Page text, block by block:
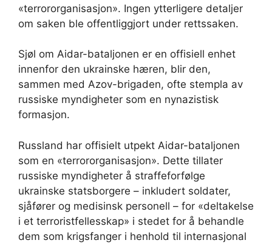
«terrororganisasjon». Ingen ytterligere detaljer
om saken ble offentliggjort under rettssaken.
Sjøl om Aidar-bataljonen er en offisiell enhet
innenfor den ukrainske hæren, blir den,
sammen med Azov-brigaden, ofte stempla av
russiske myndigheter som en nynazistisk
formasjon.
Russland har offisielt utpekt Aidar-bataljonen
som en «terrororganisasjon». Dette tillater
russiske myndigheter å straffeforfølge
ukrainske statsborgere – inkludert soldater,
sjåfører og medisinsk personell – for «deltakelse
i et terroristfellesskap» i stedet for å behandle
dem som krigsfanger i henhold til internasjonal